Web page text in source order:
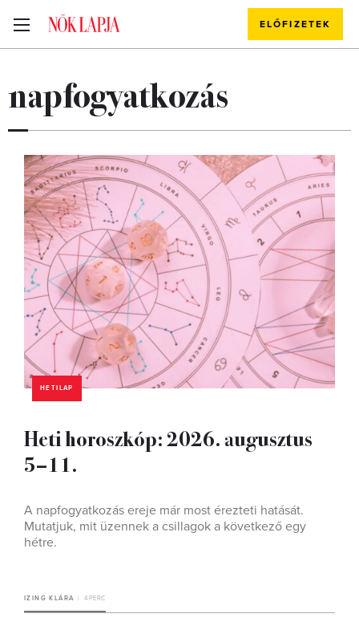
ELŐFIZETEK
napfogyatkozás
HETILAP
Heti horoszkóp: 2026. augusztus
5–11.
A napfogyatkozás ereje már most érezteti hatását.
Mutatjuk, mit üzennek a csillagok a következő egy
hétre.
IZING KLÁRA 4 PERC